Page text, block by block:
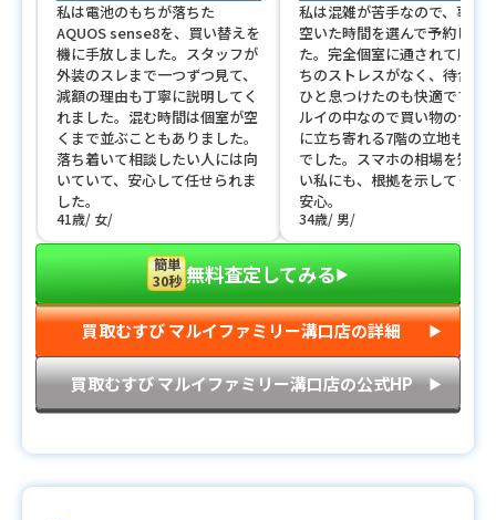
私は電池のもちが落ちた
AQUOS sense8を、買い替えを
機に手放しました。スタッフが
外装のスレまで一つずつ見て、
減額の理由も丁寧に説明してく
れました。混む時間は個室が空
くまで並ぶこともありました。
落ち着いて相談したい人には向
いていて、安心して任せられま
した。
41歳 女
私は混雑が苦手なので、事前
空いた時間を選んで予約しま
た。完全個室に通されて順番
ちのストレスがなく、待合室
ひと息つけたのも快適です。
ルイの中なので買い物のつい
に立ち寄れる7階の立地も便利
でした。スマホの相場を知ら
い私にも、根拠を示してくれ
安心。
34歳 男
簡単
30秒 無料査定してみる▶︎
買取むすび マルイファミリー溝口店の詳細 ▶︎
買取むすび マルイファミリー溝口店の公式HP ▶︎